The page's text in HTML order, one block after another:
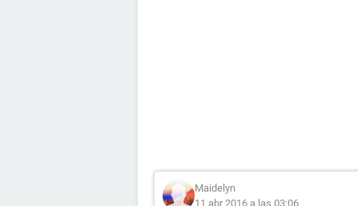
Maidelyn
11 abr 2016 a las 03:06